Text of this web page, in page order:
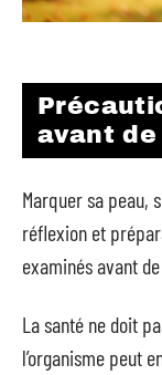
avant
Marquer sa peau,
réflexion et
examinés avant
La santé ne doit
l’organisme peut